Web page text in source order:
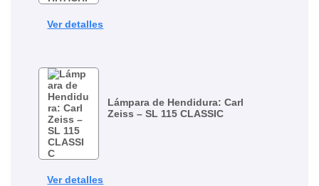
Ver detalles
Lámpara de Hendidura: Carl
Zeiss – SL 115 CLASSIC
Ver detalles